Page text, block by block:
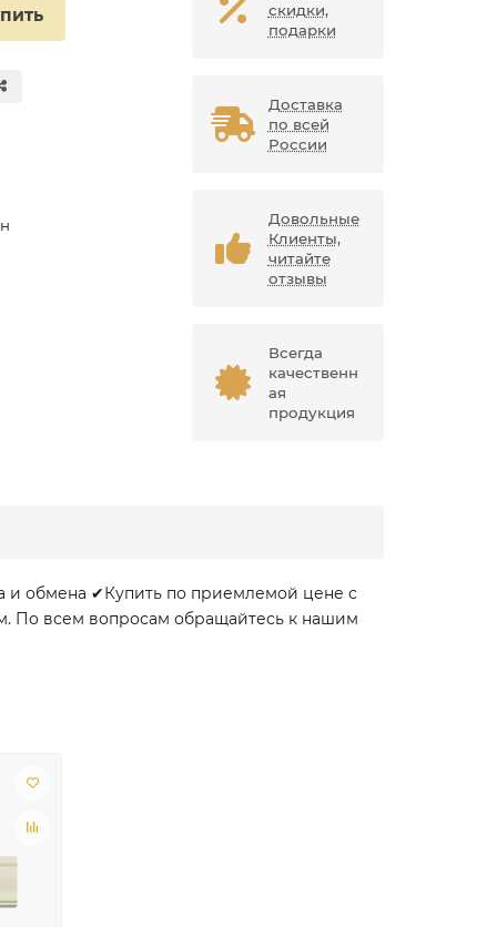
скидки,
подарки
Доставка
по всей
России
Довольные
Клиенты,
читайте
отзывы
Всегда
качественн
ая
продукция
и обмена ✔Купить по приемлемой цене с
По всем вопросам обращайтесь к нашим